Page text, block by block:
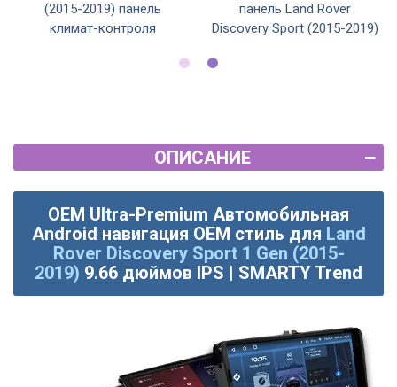
(2015-2019) панель
климат-контроля
панель Land Rover
Discovery Sport (2015-2019)
ОПИСАНИЕ
OEM Ultra-Premium Автомобильная
Android навигация OEM стиль для Land
Rover Discovery Sport 1 Gen (2015-
2019) 9.66 дюймов IPS | SMARTY Trend